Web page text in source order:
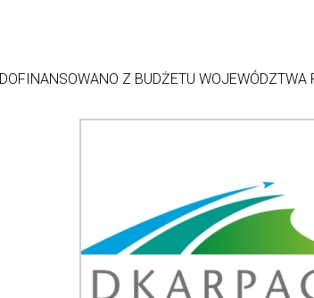
DOFINANSOWANO Z BUDŻETU WOJEWÓDZTWA